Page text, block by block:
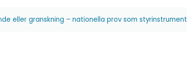
eller granskning – nationella prov som styrinstrument